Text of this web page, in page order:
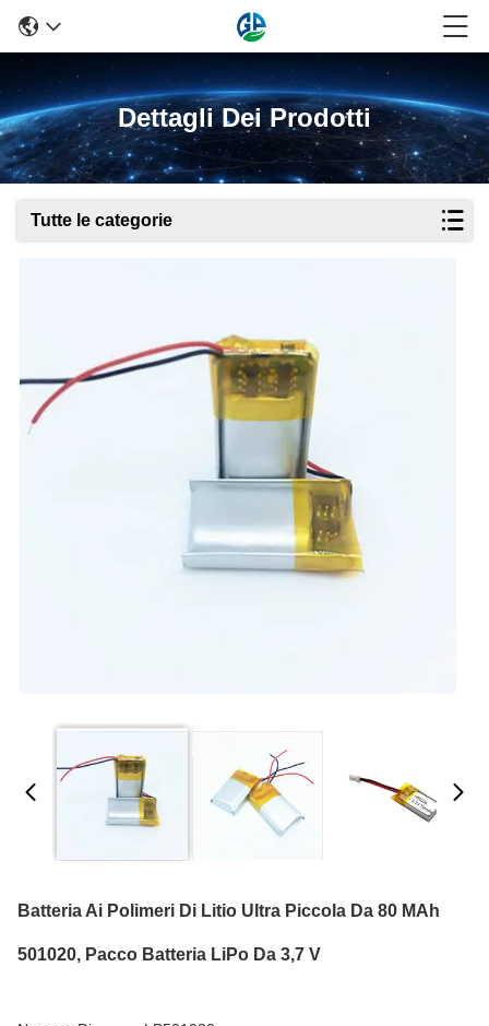
Dettagli Dei Prodotti
Tutte le categorie
Batteria Ai Polimeri Di Litio Ultra Piccola Da 80 MAh
501020, Pacco Batteria LiPo Da 3,7 V